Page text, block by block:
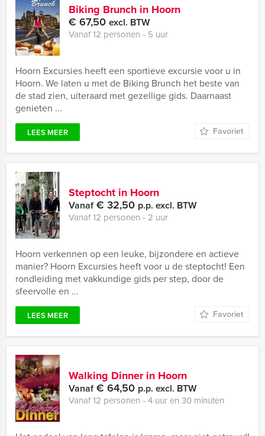
Biking Brunch in Hoorn
€ 67,50 excl. BTW
Vanaf 12 personen ‐ 5 uur
Hoorn Excursies heeft een sportieve excursie voor u in
Hoorn. We laten u met de Biking Brunch het beste van
de stad zien, uiteraard met gezellige gids. Daarnaast
genieten ...
LEES MEER Favoriet
Steptocht in Hoorn
Vanaf€ 32,50 p.p. excl. BTW
Vanaf 12 personen ‐ 2 uur
Hoorn verkennen op een leuke, bijzondere en actieve
manier? Hoorn Excursies heeft voor u de steptocht! Een
rondleiding met vakkundige gids per step, door de
sfeervolle en ...
LEES MEER Favoriet
Walking Dinner in Hoorn
Vanaf€ 64,50 p.p. excl. BTW
Vanaf 12 personen ‐ 4 uur en 30 minuten